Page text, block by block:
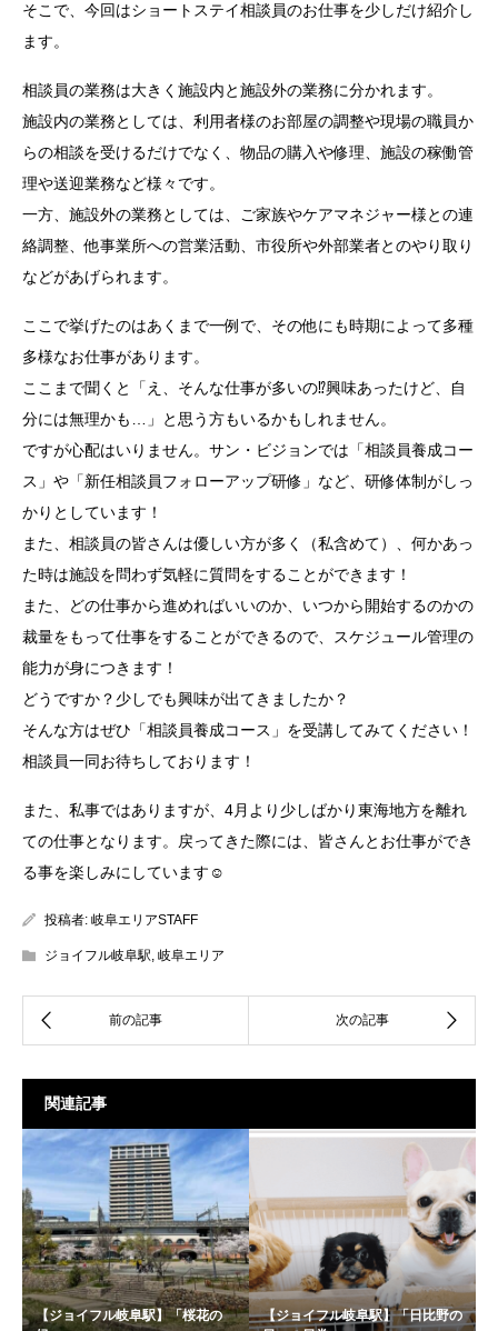
そこで、今回はショートステイ相談員のお仕事を少しだけ紹介し
ます。
相談員の業務は大きく施設内と施設外の業務に分かれます。
施設内の業務としては、利用者様のお部屋の調整や現場の職員か
らの相談を受けるだけでなく、物品の購入や修理、施設の稼働管
理や送迎業務など様々です。
一方、施設外の業務としては、ご家族やケアマネジャー様との連
絡調整、他事業所への営業活動、市役所や外部業者とのやり取り
などがあげられます。
ここで挙げたのはあくまで一例で、その他にも時期によって多種
多様なお仕事があります。
ここまで聞くと「え、そんな仕事が多いの⁉興味あったけど、自
分には無理かも…」と思う方もいるかもしれません。
ですが心配はいりません。サン・ビジョンでは「相談員養成コー
ス」や「新任相談員フォローアップ研修」など、研修体制がしっ
かりとしています！
また、相談員の皆さんは優しい方が多く（私含めて）、何かあっ
た時は施設を問わず気軽に質問をすることができます！
また、どの仕事から進めればいいのか、いつから開始するのかの
裁量をもって仕事をすることができるので、スケジュール管理の
能力が身につきます！
どうですか？少しでも興味が出てきましたか？
そんな方はぜひ「相談員養成コース」を受講してみてください！
相談員一同お待ちしております！
また、私事ではありますが、4月より少しばかり東海地方を離れ
ての仕事となります。戻ってきた際には、皆さんとお仕事ができ
る事を楽しみにしています☺
投稿者: 岐阜エリアSTAFF
ジョイフル岐阜駅 岐阜エリア
関連記事
【ジョイフル岐阜駅】「桜花の
【ジョイフル岐阜駅】「日比野の